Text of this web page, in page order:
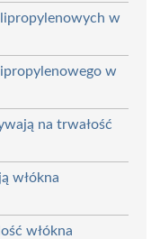
w
w
na trwałość
włókna
włókna